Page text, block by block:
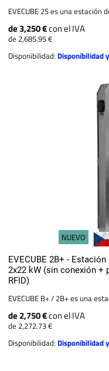
EVECUBE 2S es una
de 3,250 €con el IVA
de 2,685.95 €
Disponibilidad: Disponibilidad
NUEVO
EVECUBE 2B+ -
2x22 kW (sin conexión +
RFID)
EVECUBE B+ / 2B+ es una
de 2,750 €con el IVA
de 2,272.73 €
Disponibilidad: Disponibilidad